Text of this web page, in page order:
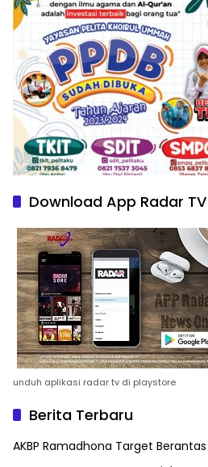
Download App Radar TV
unduh aplikasi radar tv di playstore
Berita Terbaru
AKBP Ramadhona Target